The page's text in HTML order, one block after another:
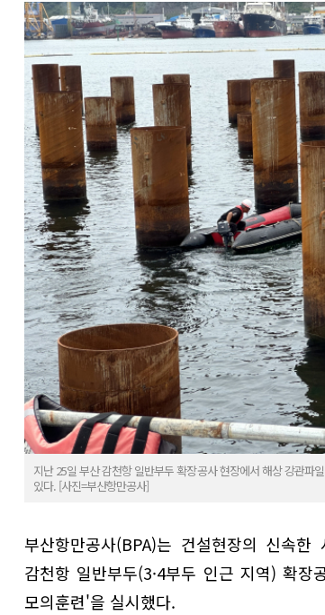
지난 25일 부산 감천항 일반부두 확장공사 현장에서 해상 강관파
있다. [사진=부산항만공사]
부산항만공사(BPA)는 건설현장의 신속
감천항 일반부두(3·4부두 인근 지역) 확
모의훈련'을 실시했다.